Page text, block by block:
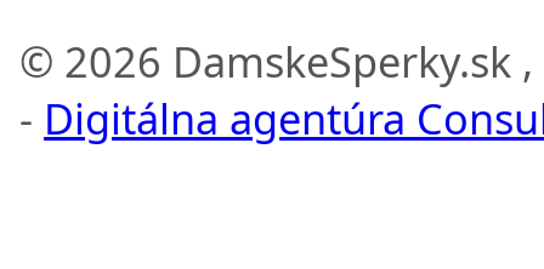
© 2026 DamskeSperky.sk
- Digitálna agentúra